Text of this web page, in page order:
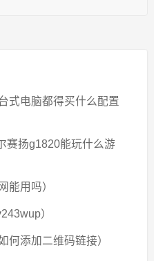
式电脑都得买什么配置
赛扬g1820能玩什么游
能用吗）
）
何添加二维码链接）